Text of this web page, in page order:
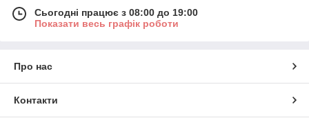
Сьогодні працює з 08:00 до 19:00
Показати весь графік роботи
Про нас
Контакти